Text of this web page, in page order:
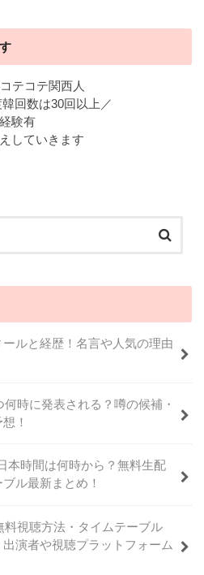
テコテ関西人
回数は30回以上／
験有
していきます
ルと経歴！名言や人気の理由
何時に発表される？噂の候補・
！
本時間は何時から？無料生配
ル最新まとめ！
料視聴方法・タイムテーブル
出演者や視聴プラットフォーム